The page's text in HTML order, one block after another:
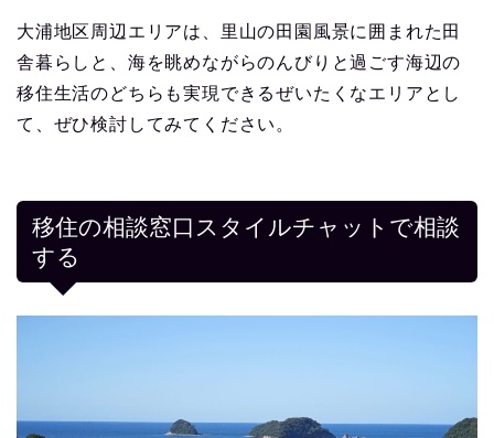
大浦地区周辺エリアは、里山の田園風景に囲まれた田
舎暮らしと、海を眺めながらのんびりと過ごす海辺の
移住生活のどちらも実現できるぜいたくなエリアとし
て、ぜひ検討してみてください。
移住の相談窓口スタイルチャットで相談
する